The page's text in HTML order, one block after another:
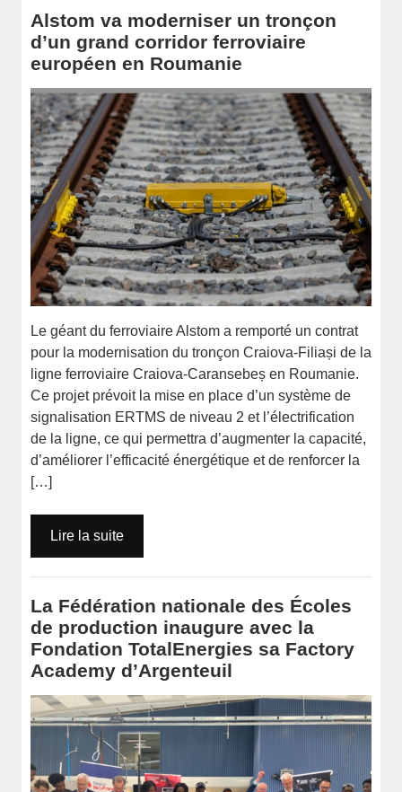
Alstom va moderniser un tronçon
d’un grand corridor ferroviaire
européen en Roumanie
Le géant du ferroviaire Alstom a remporté un contrat
pour la modernisation du tronçon Craiova-Filiași de la
ligne ferroviaire Craiova-Caransebeș en Roumanie.
Ce projet prévoit la mise en place d’un système de
signalisation ERTMS de niveau 2 et l’électrification
de la ligne, ce qui permettra d’augmenter la capacité,
d’améliorer l’efficacité énergétique et de renforcer la
[…]
Lire la suite
La Fédération nationale des Écoles
de production inaugure avec la
Fondation TotalEnergies sa Factory
Academy d’Argenteuil